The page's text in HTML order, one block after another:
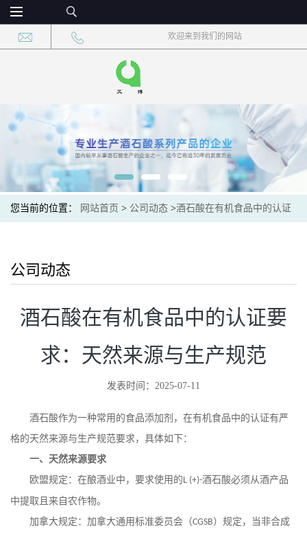
欢迎来到我们的网站
您当前的位置： 网站首页 > 公司动态 >酒石酸在有机食品中的认证
公司动态
酒石酸在有机食品中的认证要
求：天然来源与生产规范
发表时间：2025-07-11
酒石酸作为一种常用的食品添加剂，在有机食品中的认证有严
格的天然来源与生产规范要求，具体如下：
一、 天然来源要求
欧盟规定：在酿酒业中，要求使用的L (+)-酒石酸必须从酒产品
中提取且来自农作物。
加拿大规定：加拿大通用标准委员会（CGSB）规定，当非合成